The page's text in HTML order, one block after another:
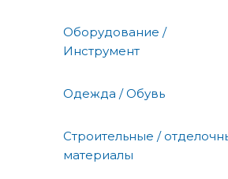
Оборудование /
Инструмент
Одежда / Обувь
Строительные /
материалы